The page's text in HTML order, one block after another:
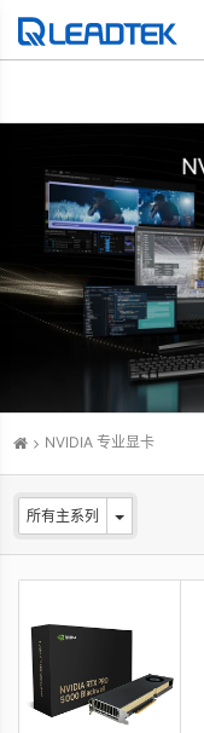
NVIDIA 专业显卡
所有主系列